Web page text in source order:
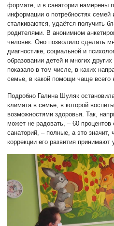
формате, и в санатории намерены
информации о потребностях
сталкиваются, удаётся получить
родителями. В анонимном
человек. Оно позволило сделать
диагностике, социальной и
образовании детей и многих
показало в том числе, в каких
семье, в какой помощи чаще всего
Подробно Галина Шуляк
климата в семье, в которой
возможностями здоровья. Так,
может не радовать, – 60
санаторий, – полные, а это значит,
коррекции его развития принимают